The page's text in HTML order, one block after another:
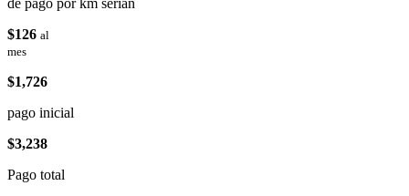
$126 al
mes
$1,726
pago inicial
$3,238
Pago total